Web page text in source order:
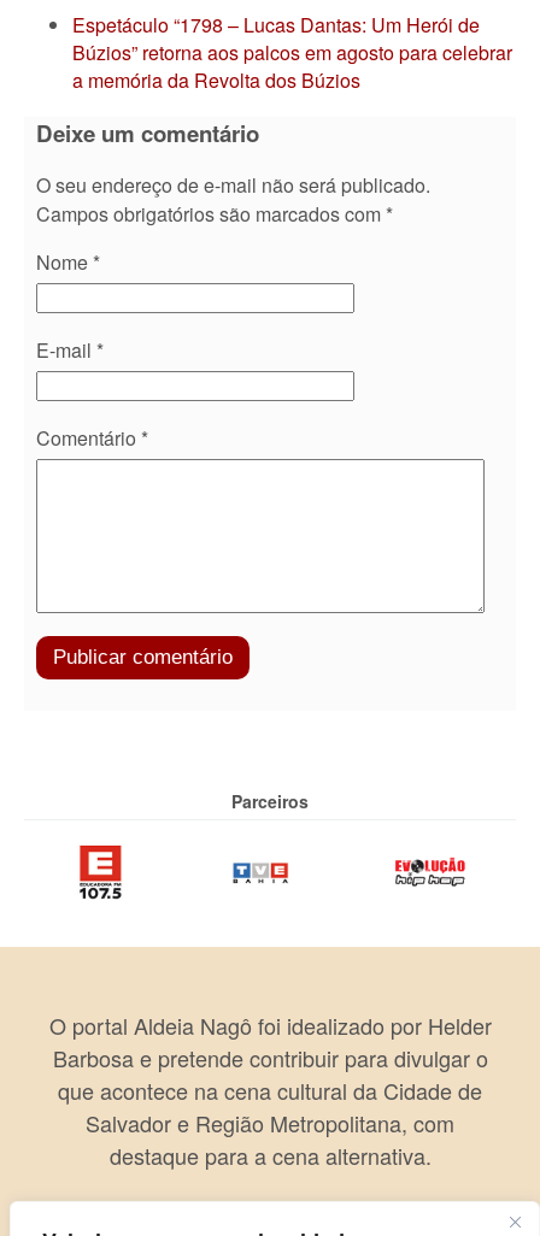
Espetáculo “1798 – Lucas Dantas: Um Herói de
Búzios” retorna aos palcos em agosto para celebrar
a memória da Revolta dos Búzios
Deixe um comentário
O seu endereço de e-mail não será publicado.
Campos obrigatórios são marcados com *
Nome *
E-mail *
Comentário *
Parceiros
O portal Aldeia Nagô foi idealizado por Helder
Barbosa e pretende contribuir para divulgar o
que acontece na cena cultural da Cidade de
Salvador e Região Metropolitana, com
destaque para a cena alternativa.